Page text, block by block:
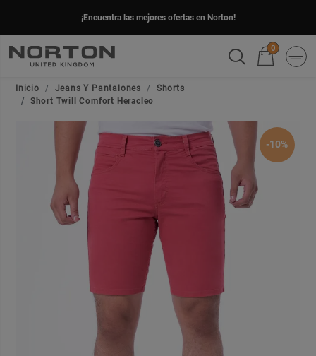
¡Encuentra las mejores ofertas en Norton!
0
Inicio Jeans Y Pantalones
Shorts
Short Twill Comfort Heracleo
-10%